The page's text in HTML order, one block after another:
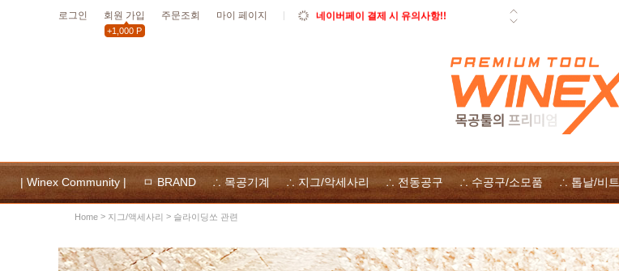
로그인 회원 가입
+1,000 P
주문조회 마이 페이지
네이버페이 결제 시 유의사항!!
위넥스툴 자사몰 쿠폰 다운로드
| Winex Community | ㅁ BRAND ∴ 목공기계 ∴ 지그/악세사리 ∴ 전동공구 ∴ 수공구/소모품 ∴ 톱날/비트
Home > 지그/액세사리 > 슬라이딩쏘 관련